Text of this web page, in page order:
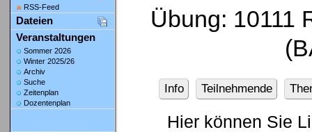
RSS-Feed
Dateien
Veranstaltungen
Sommer 2026
Winter 2025/26
Archiv
Suche
Zeitenplan
Dozentenplan
Übung: 10111
Info Teilnehmende
Hier können Sie